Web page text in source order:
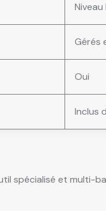
Gérés
Oui
Inclus
spécialisé et multi-